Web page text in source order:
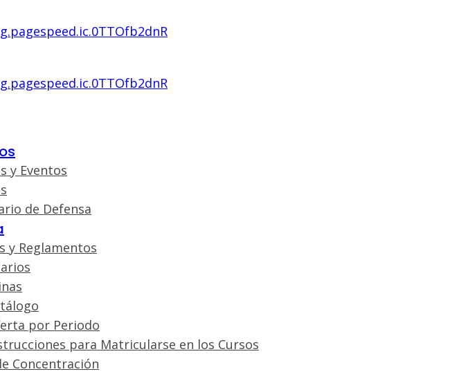
y Eventos
de Defensa
y Reglamentos
por Periodo
para Matricularse en los Cursos
Concentración